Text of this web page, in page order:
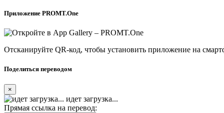
Приложение PROMT.One
Отсканируйте QR-код, чтобы установить приложение на
Поделиться переводом
×
идет загрузка...
Прямая ссылка на перевод: